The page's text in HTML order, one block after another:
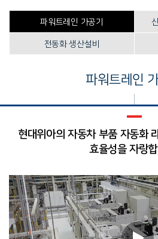
파워트레인 가공기
전동화 생산설비
파워트레인
현대위아의 자동차 부품 자동화
효율성을 자랑